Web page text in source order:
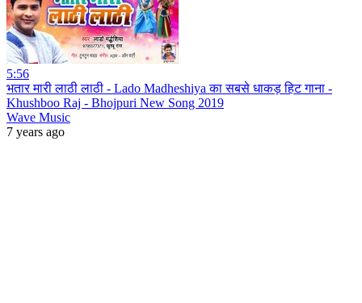
5:56
भतार मारी लाठी लाठी - Lado Madheshiya का सबसे धाकड़ हिट गाना -
Khushboo Raj - Bhojpuri New Song 2019
Wave Music
7 years ago